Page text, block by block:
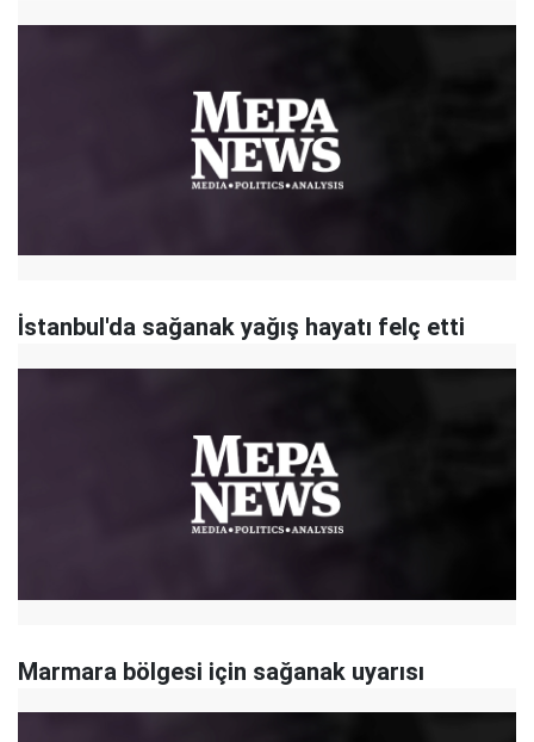
İstanbul'da sağanak yağış hayatı felç etti
Marmara bölgesi için sağanak uyarısı